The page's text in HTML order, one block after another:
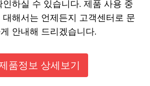
하실 수 있습니다. 제품 사용 중
대해서는 언제든지 고객센터로 문
안내해 드리겠습니다.
품정보 상세보기